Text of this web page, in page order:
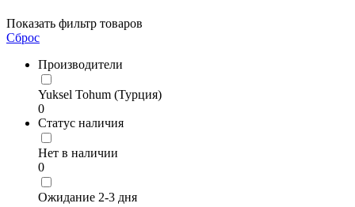
Показать фильтр товаров
Сброс
Производители
Yuksel Tohum (Турция)
0
Статус наличия
Нет в наличии
0
Ожидание 2-3 дня